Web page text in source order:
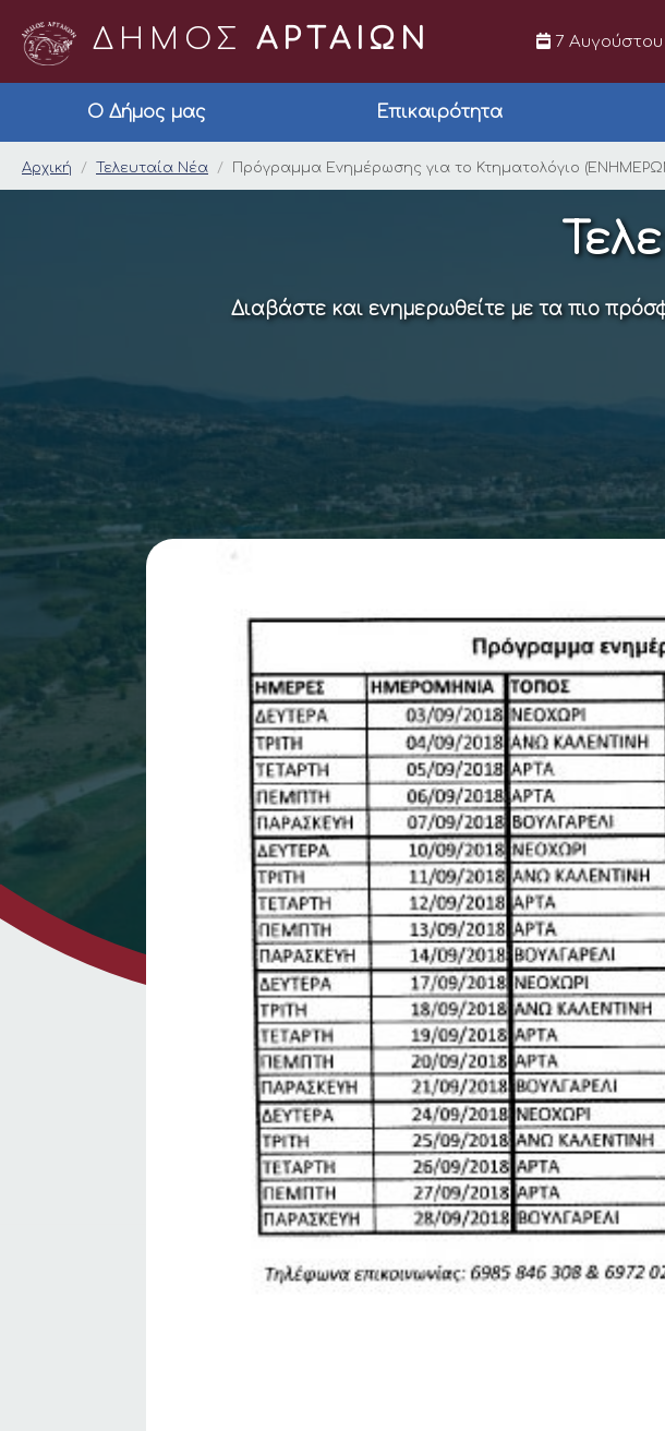
ΔΗΜΟΣ ΑΡΤΑΙΩΝ 7 Αυγούστου
Ο Δήμος μας Επικαιρότητα
Πρόγραμμα Ενημέρωσης
Αρχική Τελευταία Νέα Πρόγραμμα Ενημέρωσης για το Κτηματολόγιο
Διαβάστε και ενημερωθείτε με τα πιο